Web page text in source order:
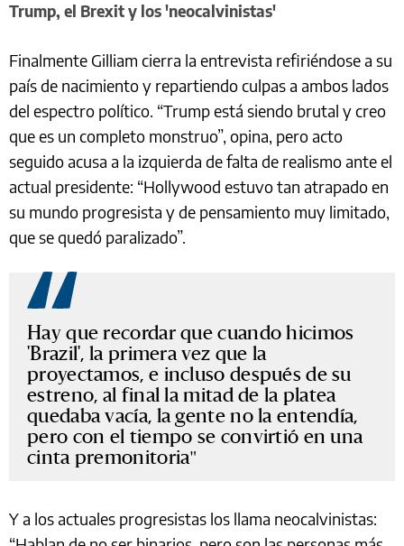
Trump, el Brexit y los 'neocalvinistas'
Finalmente Gilliam cierra la entrevista refiriéndose a su
país de nacimiento y repartiendo culpas a ambos lados
del espectro político. “Trump está siendo brutal y creo
que es un completo monstruo”, opina, pero acto
seguido acusa a la izquierda de falta de realismo ante el
actual presidente: “Hollywood estuvo tan atrapado en
su mundo progresista y de pensamiento muy limitado,
que se quedó paralizado”.
Hay que recordar que cuando hicimos
'Brazil', la primera vez que la
proyectamos, e incluso después de su
estreno, al final la mitad de la platea
quedaba vacía, la gente no la entendía,
pero con el tiempo se convirtió en una
cinta premonitoria
Y a los actuales progresistas los llama neocalvinistas: